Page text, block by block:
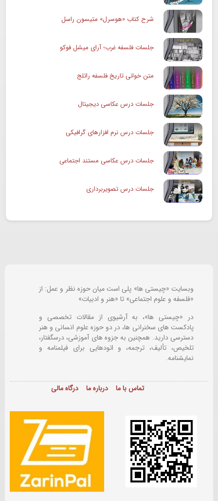
شرح کتاب «هوسرل» متیسون راسل
جلسات فلسفه غرب؛ آرای میشل فوکو
متن خوانی تاریخ فلسفه راتلج
جلسات درس عکاسی دیجیتال
جلسات درس نرم افزارهای گرافیکی
جلسات درس عکاسی مستند اجتماعی
جلسات درس تصویربرداری
وبسایت «چیستی ها» پلی است میان حوزه نظر و عمل: از
«فلسفه و علوم اجتماعی» تا «هنر و ادبیات»
در «چیستی ها»، به آرشیوی از مقالات تخصصی و
پادکست های سخنرانی ها، در دو حوزه علوم انسانی و هنر
دسترسی دارید. همچنین به جزوه های آموزشی، درسگفتار،
تلخیص، تألیف، ترجمه، و اتودهایی برایفیلمنامه و
نمایشنامه.
تماس با ما درباره ما درگاه مالی